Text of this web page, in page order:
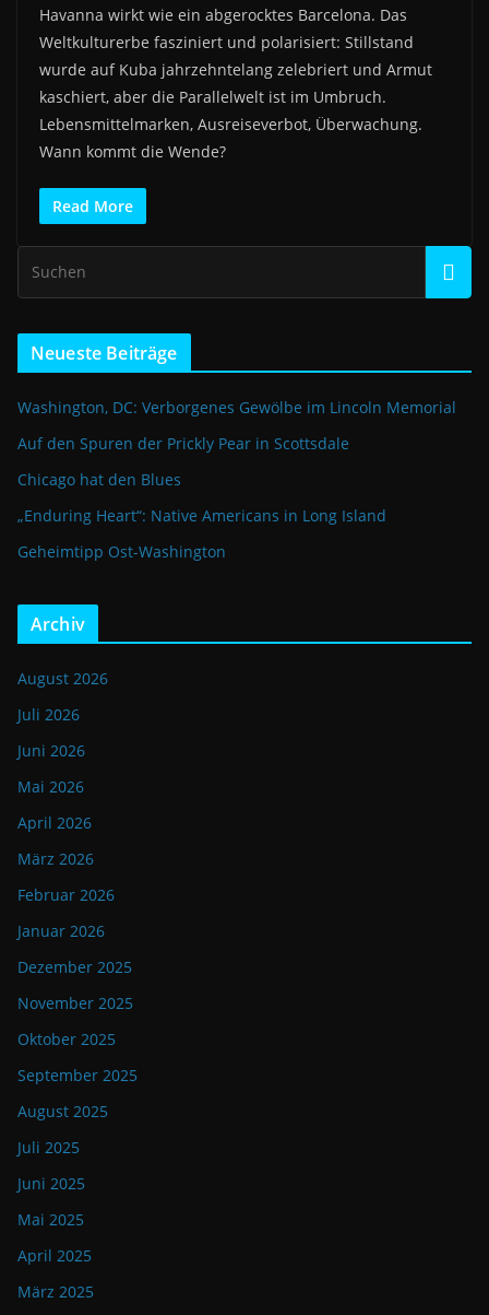
Havanna wirkt wie ein abgerocktes Barcelona. Das
Weltkulturerbe fasziniert und polarisiert: Stillstand
wurde auf Kuba jahrzehntelang zelebriert und Armut
kaschiert, aber die Parallelwelt ist im Umbruch.
Lebensmittelmarken, Ausreiseverbot, Überwachung.
Wann kommt die Wende?
Read More
Neueste Beiträge
Washington, DC: Verborgenes Gewölbe im Lincoln Memorial
Auf den Spuren der Prickly Pear in Scottsdale
Chicago hat den Blues
„Enduring Heart“: Native Americans in Long Island
Geheimtipp Ost-Washington
Archiv
August 2026
Juli 2026
Juni 2026
Mai 2026
April 2026
März 2026
Februar 2026
Januar 2026
Dezember 2025
November 2025
Oktober 2025
September 2025
August 2025
Juli 2025
Juni 2025
Mai 2025
April 2025
März 2025